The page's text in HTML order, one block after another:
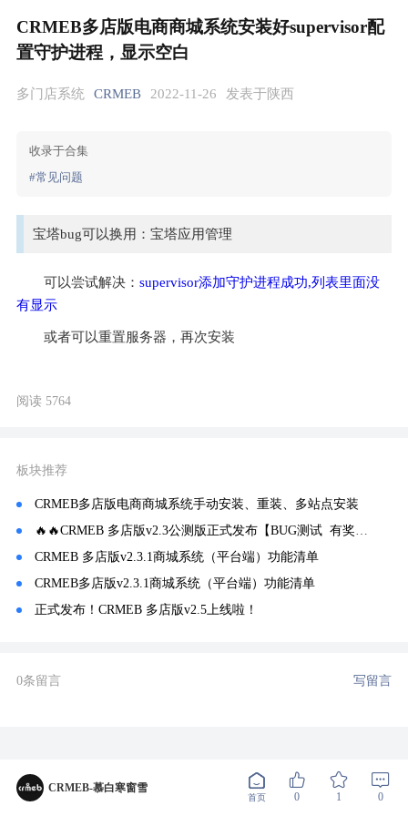
CRMEB多店版电商商城系统安装好supervisor配
置守护进程，显示空白
多门店系统 CRMEB 2022-11-26 发表于陕西
收录于合集
#常见问题
宝塔bug可以换用：宝塔应用管理
可以尝试解决： supervisor添加守护进程成功,列表里面没
有显示
或者可以重置服务器，再次安装
阅读 5764
板块推荐
CRMEB多店版电商商城系统手动安装、重装、多站点安装
🔥🔥CRMEB 多店版v2.3公测版正式发布【BUG测试 有奖悬赏】
CRMEB 多店版v2.3.1商城系统（平台端）功能清单
CRMEB多店版v2.3.1商城系统（平台端）功能清单
正式发布！CRMEB 多店版v2.5上线啦！
CRMEB-慕白寒窗雪
首页 0 1 0
0条留言 写留言